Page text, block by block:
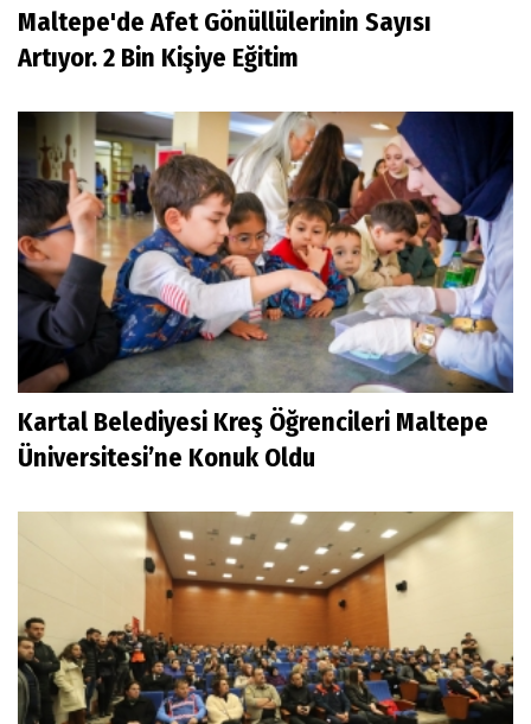
Maltepe'de Afet Gönüllülerinin Sayısı
Artıyor. 2 Bin Kişiye Eğitim
Kartal Belediyesi Kreş Öğrencileri Maltepe
Üniversitesi’ne Konuk Oldu